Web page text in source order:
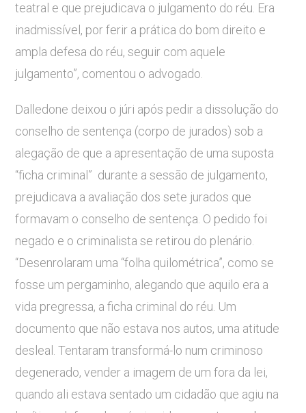
teatral e que prejudicava o julgamento do réu. Era
inadmissível, por ferir a prática do bom direito e
ampla defesa do réu, seguir com aquele
julgamento”, comentou o advogado.
Dalledone deixou o júri após pedir a dissolução do
conselho de sentença (corpo de jurados) sob a
alegação de que a apresentação de uma suposta
“ficha criminal” durante a sessão de julgamento,
prejudicava a avaliação dos sete jurados que
formavam o conselho de sentença. O pedido foi
negado e o criminalista se retirou do plenário.
“Desenrolaram uma “folha quilométrica”, como se
fosse um pergaminho, alegando que aquilo era a
vida pregressa, a ficha criminal do réu. Um
documento que não estava nos autos, uma atitude
desleal. Tentaram transformá-lo num criminoso
degenerado, vender a imagem de um fora da lei,
quando ali estava sentado um cidadão que agiu na